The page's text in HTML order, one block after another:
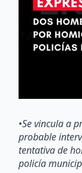
•Se vincula a
probable
tentativa de
policía